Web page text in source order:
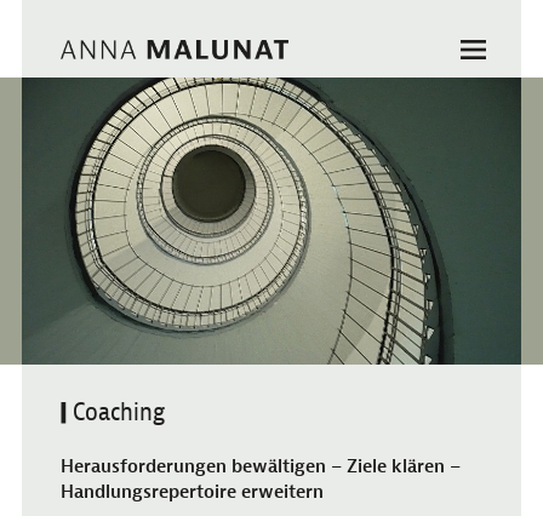
Coaching
Herausforderungen bewältigen – Ziele klären –
Handlungsrepertoire erweitern